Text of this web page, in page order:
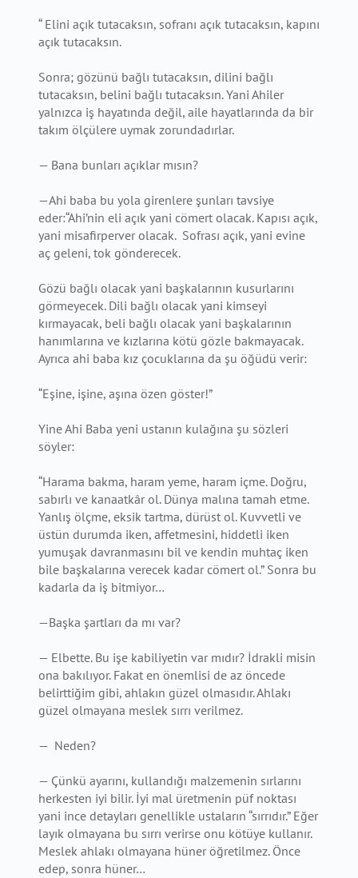
“ Elini açık tutacaksın, sofranı açık tutacaksın, kapını
açık tutacaksın.
Sonra; gözünü bağlı tutacaksın, dilini bağlı
tutacaksın, belini bağlı tutacaksın. Yani Ahiler
yalnızca iş hayatında değil, aile hayatlarında da bir
takım ölçülere uymak zorundadırlar.
— Bana bunları açıklar mısın?
—Ahi baba bu yola girenlere şunları tavsiye
eder:“Ahi’nin eli açık yani cömert olacak. Kapısı açık,
yani misafirperver olacak. Sofrası açık, yani evine
aç geleni, tok gönderecek.
Gözü bağlı olacak yani başkalarının kusurlarını
görmeyecek. Dili bağlı olacak yani kimseyi
kırmayacak, beli bağlı olacak yani başkalarının
hanımlarına ve kızlarına kötü gözle bakmayacak.
Ayrıca ahi baba kız çocuklarına da şu öğüdü verir:
“Eşine, işine, aşına özen göster!”
Yine Ahi Baba yeni ustanın kulağına şu sözleri
söyler:
“Harama bakma, haram yeme, haram içme. Doğru,
sabırlı ve kanaatkâr ol. Dünya malına tamah etme.
Yanlış ölçme, eksik tartma, dürüst ol. Kuvvetli ve
üstün durumda iken, affetmesini, hiddetli iken
yumuşak davranmasını bil ve kendin muhtaç iken
bile başkalarına verecek kadar cömert ol.” Sonra bu
kadarla da iş bitmiyor…
—Başka şartları da mı var?
— Elbette. Bu işe kabiliyetin var mıdır? İdrakli misin
ona bakılıyor. Fakat en önemlisi de az öncede
belirttiğim gibi, ahlakın güzel olmasıdır. Ahlakı
güzel olmayana meslek sırrı verilmez.
— Neden?
— Çünkü ayarını, kullandığı malzemenin sırlarını
herkesten iyi bilir. İyi mal üretmenin püf noktası
yani ince detayları genellikle ustaların “sırrıdır.” Eğer
layık olmayana bu sırrı verirse onu kötüye kullanır.
Meslek ahlakı olmayana hüner öğretilmez. Önce
edep, sonra hüner…